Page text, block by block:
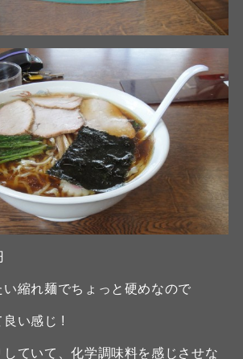
縮れ麺でちょっと硬めなので
い感じ !
ていて、化学調味料を感じさせな